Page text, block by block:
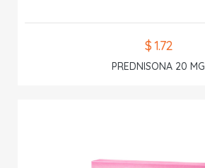
$ 1.72
PREDNISONA 20 MG